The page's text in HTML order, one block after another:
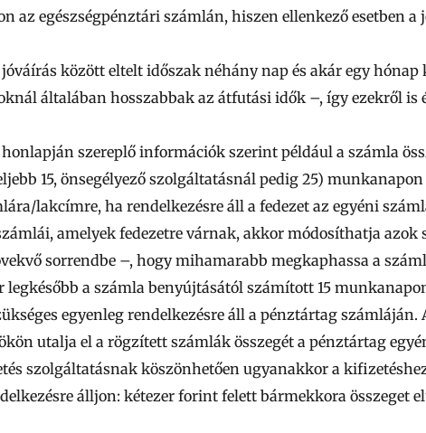
az egészségpénztári számlán, hiszen ellenkező esetben a
jóváírás között eltelt időszak néhány nap és akár egy
általában hosszabbak az átfutási idők –, így ezekről is
honlapján szereplő információk szerint például a számla
15, önsegélyező szolgáltatásnál pedig 25)
lakcímre, ha rendelkezésre áll a fedezet az egyéni
amelyek fedezetre várnak, akkor módosíthatja
sorrendbe –, hogy mihamarabb megkaphassa a
legkésőbb a számla benyújtásától számított 15
egyenleg rendelkezésre áll a pénztártag
utalja el a rögzített számlák összegét a pénztártag
szolgáltatásnak köszönhetően ugyanakkor a
álljon: kétezer forint felett bármekkora összeget